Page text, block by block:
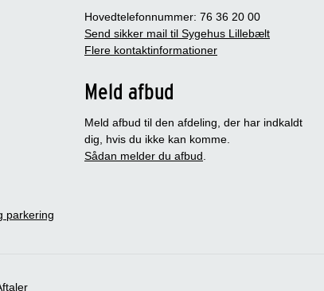
parkering
Hovedtelefonnummer: 76 36 20 00
Send sikker mail til Sygehus Lillebælt
Flere kontaktinformationer
Meld afbud
Meld afbud til den afdeling, der har indkaldt
dig, hvis du ikke kan komme.
Sådan melder du afbud